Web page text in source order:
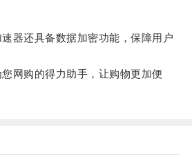
还具备数据加密功能，保障用户
购的得力助手，让购物更加便